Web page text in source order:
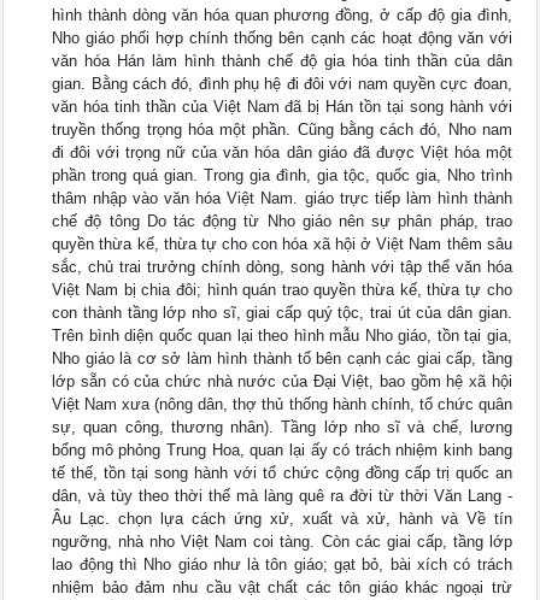
hình thành dòng văn hóa quan phương đồng, ở cấp độ gia đình,
Nho giáo phối hợp chính thống bên cạnh các hoạt động văn với
văn hóa Hán làm hình thành chế độ gia hóa tinh thần của dân
gian. Bằng cách đó, đình phụ hệ đi đôi với nam quyền cực đoan,
văn hóa tinh thần của Việt Nam đã bị Hán tồn tại song hành với
truyền thống trọng hóa một phần. Cũng bằng cách đó, Nho nam
đi đôi với trọng nữ của văn hóa dân giáo đã được Việt hóa một
phần trong quá gian. Trong gia đình, gia tộc, quốc gia, Nho trình
thâm nhập vào văn hóa Việt Nam. giáo trực tiếp làm hình thành
chế độ tông Do tác động từ Nho giáo nên sự phân pháp, trao
quyền thừa kế, thừa tự cho con hóa xã hội ở Việt Nam thêm sâu
sắc, chủ trai trưởng chính dòng, song hành với tập thể văn hóa
Việt Nam bị chia đôi; hình quán trao quyền thừa kế, thừa tự cho
con thành tầng lớp nho sĩ, giai cấp quý tộc, trai út của dân gian.
Trên bình diện quốc quan lại theo hình mẫu Nho giáo, tồn tại gia,
Nho giáo là cơ sở làm hình thành tổ bên cạnh các giai cấp, tầng
lớp sẵn có của chức nhà nước của Đại Việt, bao gồm hệ xã hội
Việt Nam xưa (nông dân, thợ thủ thống hành chính, tổ chức quân
sự, quan công, thương nhân). Tầng lớp nho sĩ và chế, lương
bổng mô phỏng Trung Hoa, quan lại ấy có trách nhiệm kinh bang
tế thế, tồn tại song hành với tổ chức cộng đồng cấp trị quốc an
dân, và tùy theo thời thế mà làng quê ra đời từ thời Văn Lang -
Âu Lạc. chọn lựa cách ứng xử, xuất và xử, hành và Về tín
ngưỡng, nhà nho Việt Nam coi tàng. Còn các giai cấp, tầng lớp
lao động thì Nho giáo như là tôn giáo; gạt bỏ, bài xích có trách
nhiệm bảo đảm nhu cầu vật chất các tôn giáo khác ngoại trừ